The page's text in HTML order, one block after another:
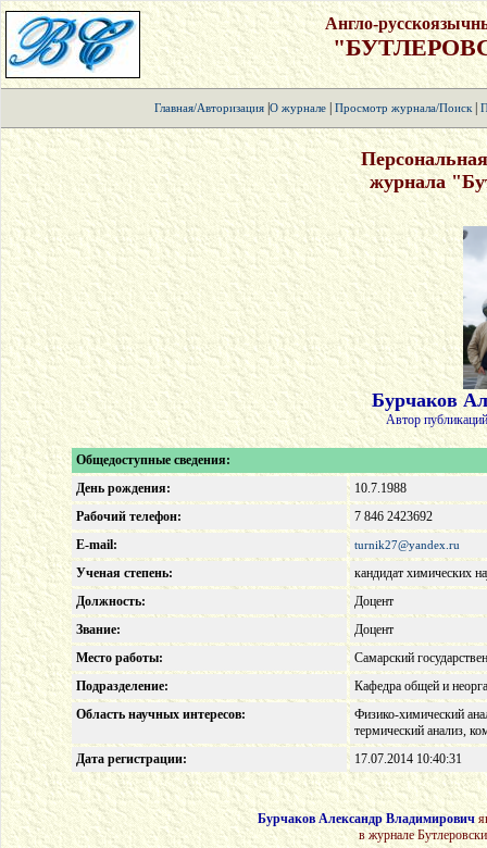
Англо-
Главная/Авторизация| О журнале| Просмотр журнала/Поиск|
журнала
Бурчаков
Автор
Общедоступные сведения:
День рождения:
10.7.1988
Рабочий телефон:
7 846 2423692
E-mail:
turnik27@yandex.ru
Ученая степень:
кандидат химических
Должность:
Доцент
Звание:
Доцент
Место работы:
Самарский
Подразделение:
Кафедра общей и
Область научных интересов:
Физико-химический
термический анализ,
Дата регистрации:
17.07.2014 10:40:31
Бурчаков Александр Владимирович
в журнале